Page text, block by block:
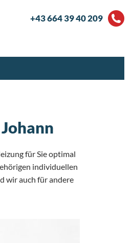
+43 664 39 40 209
für Sie optimal
individuellen
wir auch für andere